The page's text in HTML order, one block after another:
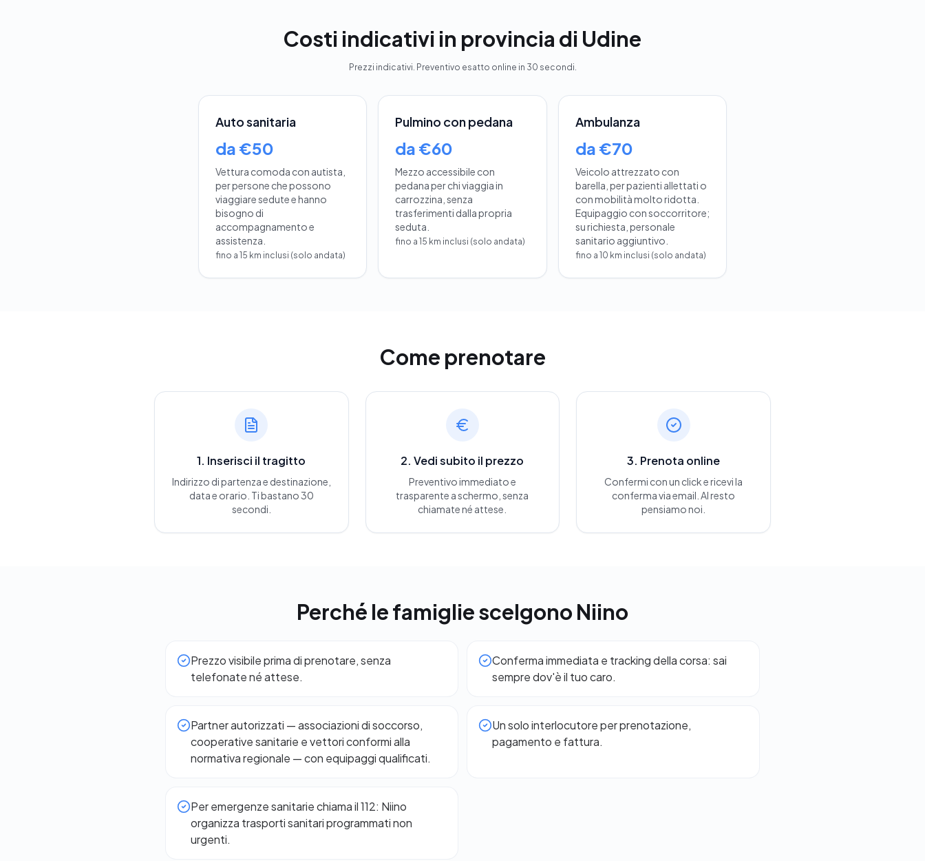
Costi indicativi in provincia di Udine
Prezzi indicativi. Preventivo esatto online in 30 secondi.
Auto sanitaria
da €50
Vettura comoda con autista,
per persone che possono
viaggiare sedute e hanno
bisogno di
accompagnamento e
assistenza.
fino a 15 km inclusi (solo andata)
Pulmino con pedana
da €60
Mezzo accessibile con
pedana per chi viaggia in
carrozzina, senza
trasferimenti dalla propria
seduta.
fino a 15 km inclusi (solo andata)
Ambulanza
da €70
Veicolo attrezzato con
barella, per pazienti allettati o
con mobilità molto ridotta.
Equipaggio con soccorritore;
su richiesta, personale
sanitario aggiuntivo.
fino a 10 km inclusi (solo andata)
Come prenotare
1. Inserisci il tragitto
Indirizzo di partenza e destinazione,
data e orario. Ti bastano 30
secondi.
2. Vedi subito il prezzo
Preventivo immediato e
trasparente a schermo, senza
chiamate né attese.
3. Prenota online
Confermi con un click e ricevi la
conferma via email. Al resto
pensiamo noi.
Perché le famiglie scelgono Niino
Prezzo visibile prima di prenotare, senza
telefonate né attese.
Conferma immediata e tracking della corsa: sai
sempre dov'è il tuo caro.
Partner autorizzati — associazioni di soccorso,
cooperative sanitarie e vettori conformi alla
normativa regionale — con equipaggi qualificati.
Un solo interlocutore per prenotazione,
pagamento e fattura.
Per emergenze sanitarie chiama il 112: Niino
organizza trasporti sanitari programmati non
urgenti.